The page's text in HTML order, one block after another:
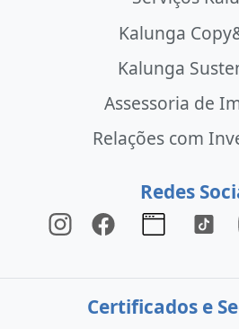
Kalunga
Kalunga
Assessoria de
Relações com
Redes
Certificados e